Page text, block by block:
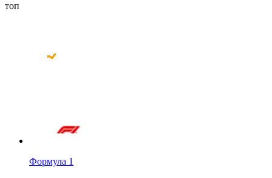
топ
Формула 1